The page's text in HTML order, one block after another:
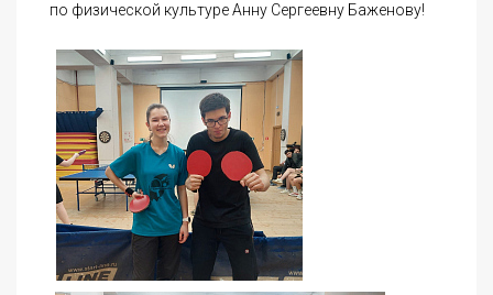
по физической культуре Анну Сергеевну Баженову!